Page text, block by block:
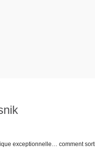
exceptionnelle… comment